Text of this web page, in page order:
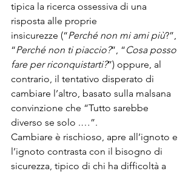
tipica la ricerca ossessiva di una
risposta alle proprie
insicurezze (“Perché non mi ami più?”,
“Perché non ti piaccio?”, “Cosa posso
fare per riconquistarti?”) oppure, al
contrario, il tentativo disperato di
cambiare l’altro, basato sulla malsana
convinzione che “Tutto sarebbe
diverso se solo .…”.
Cambiare è rischioso, apre all’ignoto e
l’ignoto contrasta con il bisogno di
sicurezza, tipico di chi ha difficoltà a